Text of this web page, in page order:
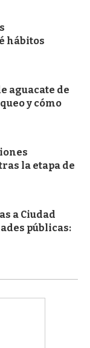
hábitos
aguacate de
y cómo
la etapa de
a Ciudad
públicas: